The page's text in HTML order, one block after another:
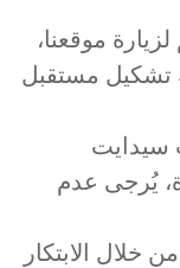
موقعنا،
تشكيل مستقبل
سيدايت
يُرجى عدم
خلال الابتكار